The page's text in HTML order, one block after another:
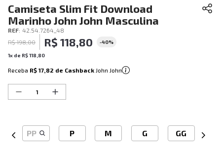
Camiseta Slim Fit Download
Marinho John John Masculina
REF: 42.54.7264_48
R$ 198,00 R$ 118,80 -40%
1x de R$118 80
Receba R$ 17,82 de Cashback John John
PP P M G GG